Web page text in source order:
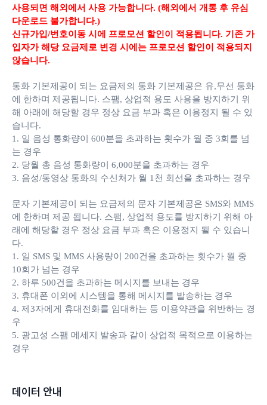
사용되면 해외에서 사용 가능합니다. (해외에서 개통 후 유심
다운로드 불가합니다.)
신규가입/번호이동 시에 프로모션 할인이 적용됩니다. 기존 가
입자가 해당 요금제로 변경 시에는 프로모션 할인이 적용되지
않습니다.
통화 기본제공이 되는 요금제의 통화 기본제공은 유,무선 통화
에 한하며 제공됩니다. 스팸, 상업적 용도 사용을 방지하기 위
해 아래에 해당할 경우 정상 요금 부과 혹은 이용정지 될 수 있
습니다.
1. 일 음성 통화량이 600분을 초과하는 횟수가 월 중 3회를 넘
는 경우
2. 당월 총 음성 통화량이 6,000분을 초과하는 경우
3. 음성/동영상 통화의 수신처가 월 1천 회선을 초과하는 경우
문자 기본제공이 되는 요금제의 문자 기본제공은 SMS와 MMS
에 한하며 제공 됩니다. 스팸, 상업적 용도를 방지하기 위해 아
래에 해당할 경우 정상 요금 부과 혹은 이용정지 될 수 있습니
다.
1. 일 SMS 및 MMS 사용량이 200건을 초과하는 횟수가 월 중
10회가 넘는 경우
2. 하루 500건을 초과하는 메시지를 보내는 경우
3. 휴대폰 이외에 시스템을 통해 메시지를 발송하는 경우
4. 제3자에게 휴대전화를 임대하는 등 이용약관을 위반하는 경
우
5. 광고성 스팸 메세지 발송과 같이 상업적 목적으로 이용하는
경우
데이터 안내